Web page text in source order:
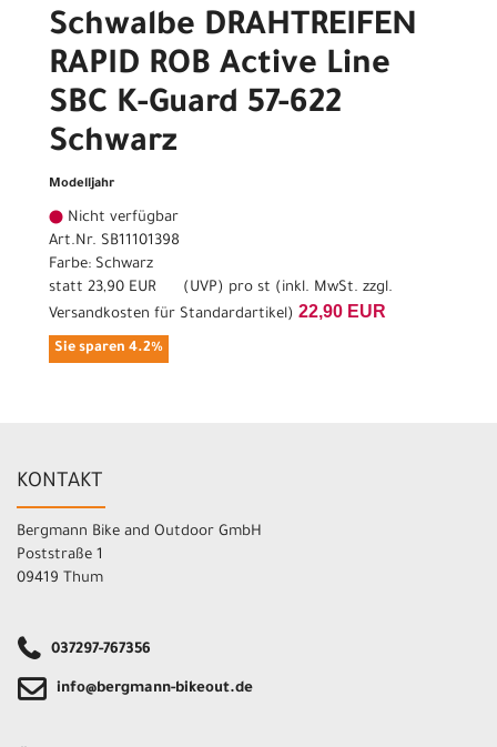
Schwalbe DRAHTREIFEN
RAPID ROB Active Line
SBC K-Guard 57-622
Schwarz
Modelljahr
Nicht verfügbar
Art.Nr. SB11101398
Farbe: Schwarz
statt 23,90 EUR ( UVP) pro st (inkl. MwSt. zzgl.
Versandkosten für Standardartikel) 22,90 EUR
Sie sparen 4.2%
KONTAKT
Bergmann Bike and Outdoor GmbH
Poststraße 1
09419 Thum
037297-767356
info@bergmann-bikeout.de